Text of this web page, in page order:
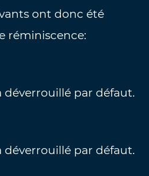
ont donc été
réminiscence:
déverrouillé par défaut.
déverrouillé par défaut.